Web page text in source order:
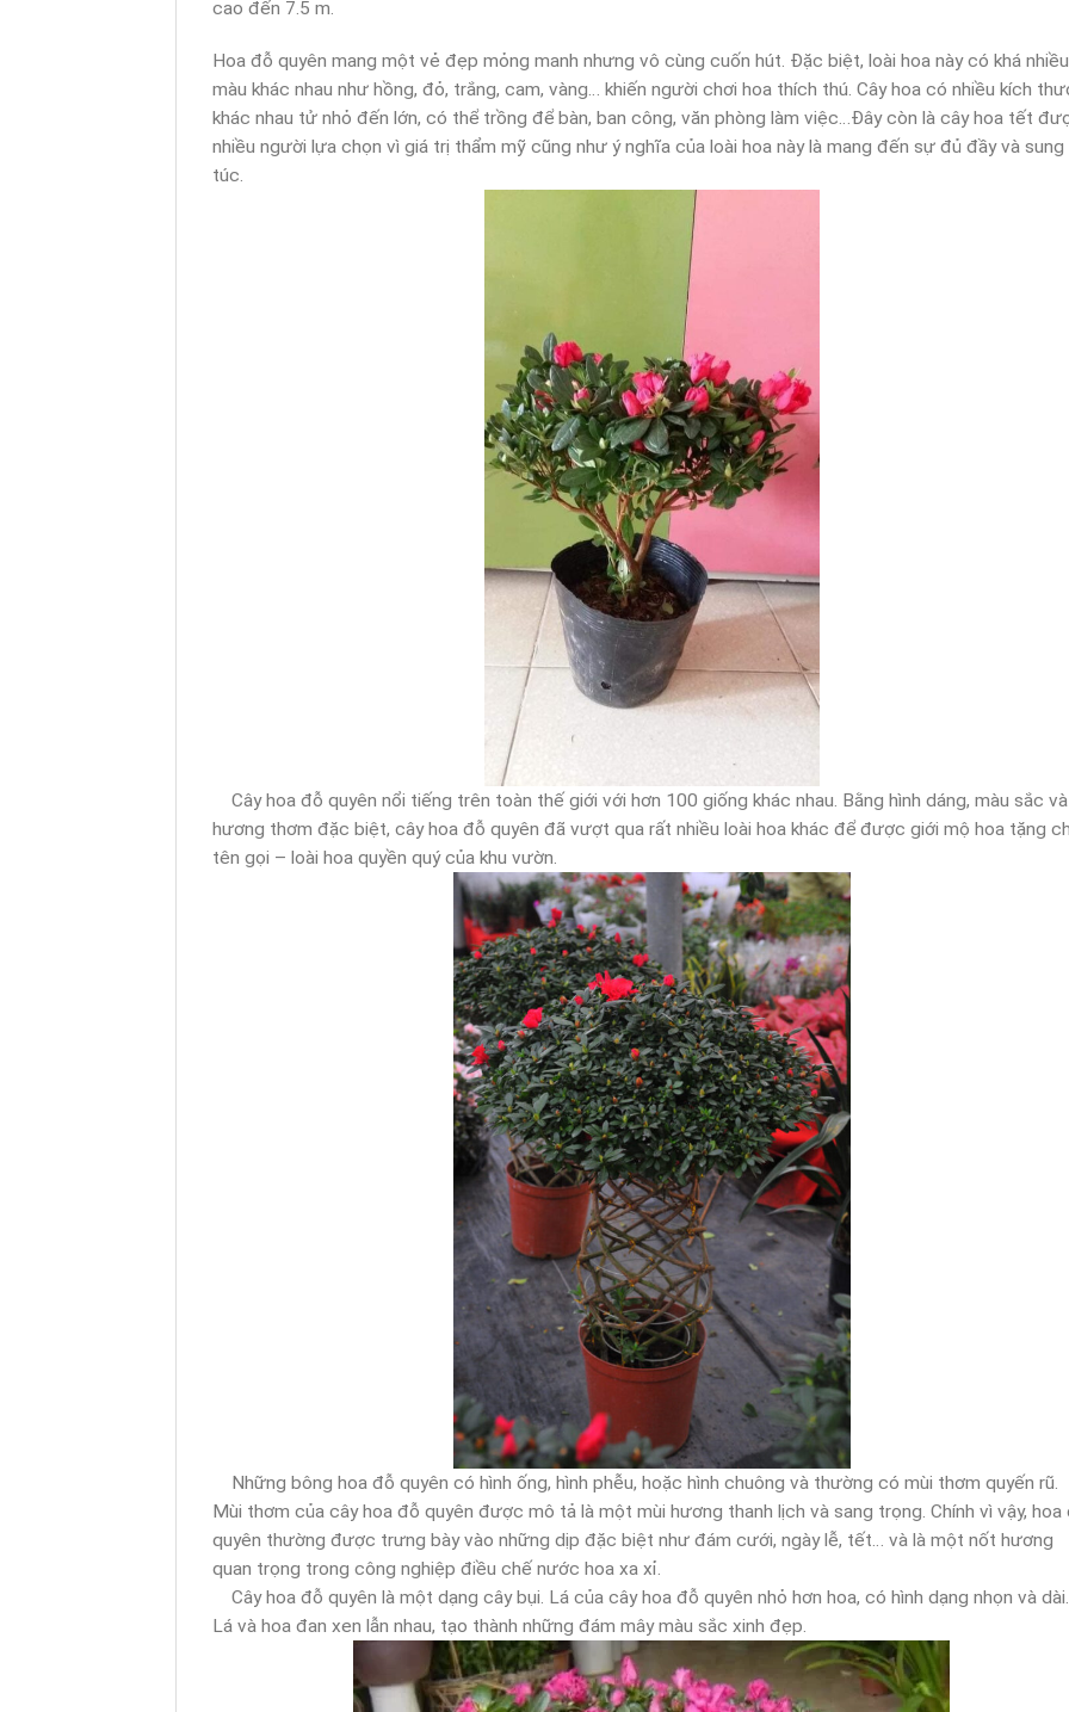
cao đến 7.5 m.
Hoa đỗ quyên mang một vẻ đẹp mỏng manh nhưng vô cùng cuốn hút. Đặc biệt, loài hoa này có khá nhiều
màu khác nhau như hồng, đỏ, trắng, cam, vàng… khiến người chơi hoa thích thú. Cây hoa có nhiều kích
khác nhau tử nhỏ đến lớn, có thể trồng để bàn, ban công, văn phòng làm việc…Đây còn là cây hoa tết
nhiều người lựa chọn vì giá trị thẩm mỹ cũng như ý nghĩa của loài hoa này là mang đến sự đủ đầy và sung
túc.
Cây hoa đỗ quyên nổi tiếng trên toàn thế giới với hơn 100 giống khác nhau. Bằng hình dáng, màu sắc và
hương thơm đặc biệt, cây hoa đỗ quyên đã vượt qua rất nhiều loài hoa khác để được giới mộ hoa tặng
tên gọi – loài hoa quyền quý của khu vườn.
Những bông hoa đỗ quyên có hình ống, hình phễu, hoặc hình chuông và thường có mùi thơm quyến rũ.
Mùi thơm của cây hoa đỗ quyên được mô tả là một mùi hương thanh lịch và sang trọng. Chính vì vậy, hoa
quyên thường được trưng bày vào những dịp đặc biệt như đám cưới, ngày lễ, tết… và là một nốt hương
quan trọng trong công nghiệp điều chế nước hoa xa xỉ.
Cây hoa đỗ quyên là một dạng cây bụi. Lá của cây hoa đỗ quyên nhỏ hơn hoa, có hình dạng nhọn và dài.
Lá và hoa đan xen lẫn nhau, tạo thành những đám mây màu sắc xinh đẹp.